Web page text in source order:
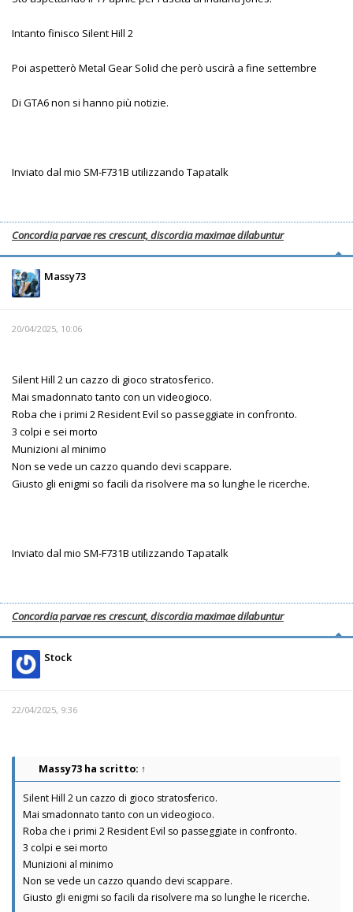
Intanto finisco Silent Hill 2
Poi aspetterò Metal Gear Solid che però uscirà a fine settembre
Di GTA6 non si hanno più notizie.
Inviato dal mio SM-F731B utilizzando Tapatalk
Concordia parvae res crescunt, discordia maximae dilabuntur
Massy73
20/04/2025, 10:06
Silent Hill 2 un cazzo di gioco stratosferico.
Mai smadonnato tanto con un videogioco.
Roba che i primi 2 Resident Evil so passeggiate in confronto.
3 colpi e sei morto
Munizioni al minimo
Non se vede un cazzo quando devi scappare.
Giusto gli enigmi so facili da risolvere ma so lunghe le ricerche.
Inviato dal mio SM-F731B utilizzando Tapatalk
Concordia parvae res crescunt, discordia maximae dilabuntur
Stock
22/04/2025, 9:36
Massy73 ha scritto: ↑
Silent Hill 2 un cazzo di gioco stratosferico.
Mai smadonnato tanto con un videogioco.
Roba che i primi 2 Resident Evil so passeggiate in confronto.
3 colpi e sei morto
Munizioni al minimo
Non se vede un cazzo quando devi scappare.
Giusto gli enigmi so facili da risolvere ma so lunghe le ricerche.